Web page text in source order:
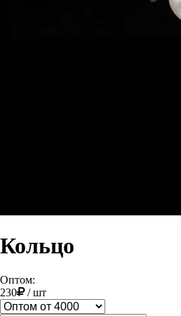
Кольцо
Оптом:
230
/шт